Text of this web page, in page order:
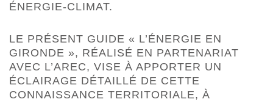
ÉNERGIE-CLIMAT.
LE PRÉSENT GUIDE « L’ÉNERGIE EN
GIRONDE », RÉALISÉ EN PARTENARIAT
AVEC L’AREC, VISE À APPORTER UN
ÉCLAIRAGE DÉTAILLÉ DE CETTE
CONNAISSANCE TERRITORIALE, À